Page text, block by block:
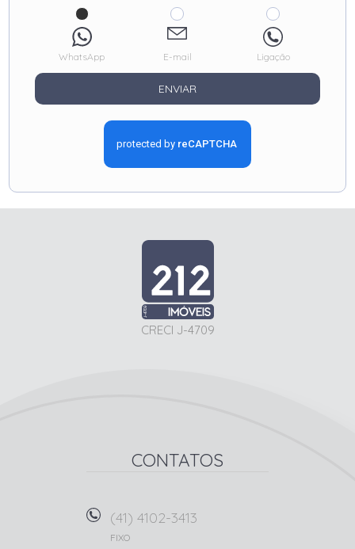
WhatsApp E-mail Ligação
ENVIAR
CRECI J-4709
CONTATOS
(41) 4102-3413
FIXO